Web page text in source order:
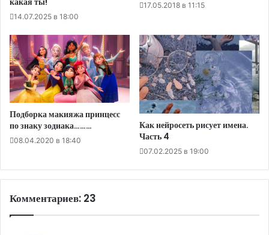
14.07.2025 в 18:00
17.05.2018 в 11:15
Подборка макияжа принцесс
по знаку зодиака………
08.04.2020 в 18:40
Как нейросеть рисует имена.
Часть 4
07.02.2025 в 19:00
Комментариев: 23